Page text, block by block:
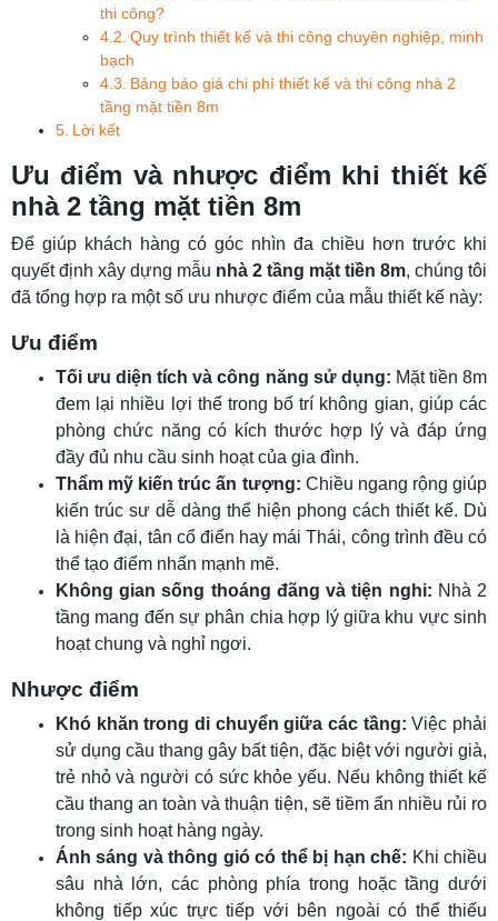
thi công?
Quy trình thiết kế và thi công chuyên nghiệp, minh
bạch
Bảng báo giá chi phí thiết kế và thi công nhà 2
tầng mặt tiền 8m
Lời kết
Ưu điểm và nhược điểm khi thiết kế
nhà 2 tầng mặt tiền 8m
Để giúp khách hàng có góc nhìn đa chiều hơn trước khi
quyết định xây dựng mẫu nhà 2 tầng mặt tiền 8m, chúng tôi
đã tổng hợp ra một số ưu nhược điểm của mẫu thiết kế này:
Ưu điểm
Tối ưu diện tích và công năng sử dụng: Mặt tiền 8m
đem lại nhiều lợi thế trong bố trí không gian, giúp các
phòng chức năng có kích thước hợp lý và đáp ứng
đầy đủ nhu cầu sinh hoạt của gia đình.
Thẩm mỹ kiến trúc ấn tượng: Chiều ngang rộng giúp
kiến trúc sư dễ dàng thể hiện phong cách thiết kế. Dù
là hiện đại, tân cổ điển hay mái Thái, công trình đều có
thể tạo điểm nhấn mạnh mẽ.
Không gian sống thoáng đãng và tiện nghi: Nhà 2
tầng mang đến sự phân chia hợp lý giữa khu vực sinh
hoạt chung và nghỉ ngơi.
Nhược điểm
Khó khăn trong di chuyển giữa các tầng: Việc phải
sử dụng cầu thang gây bất tiện, đặc biệt với người già,
trẻ nhỏ và người có sức khỏe yếu. Nếu không thiết kế
cầu thang an toàn và thuận tiện, sẽ tiềm ẩn nhiều rủi ro
trong sinh hoạt hàng ngày.
Ánh sáng và thông gió có thể bị hạn chế: Khi chiều
sâu nhà lớn, các phòng phía trong hoặc tầng dưới
không tiếp xúc trực tiếp với bên ngoài có thể thiếu